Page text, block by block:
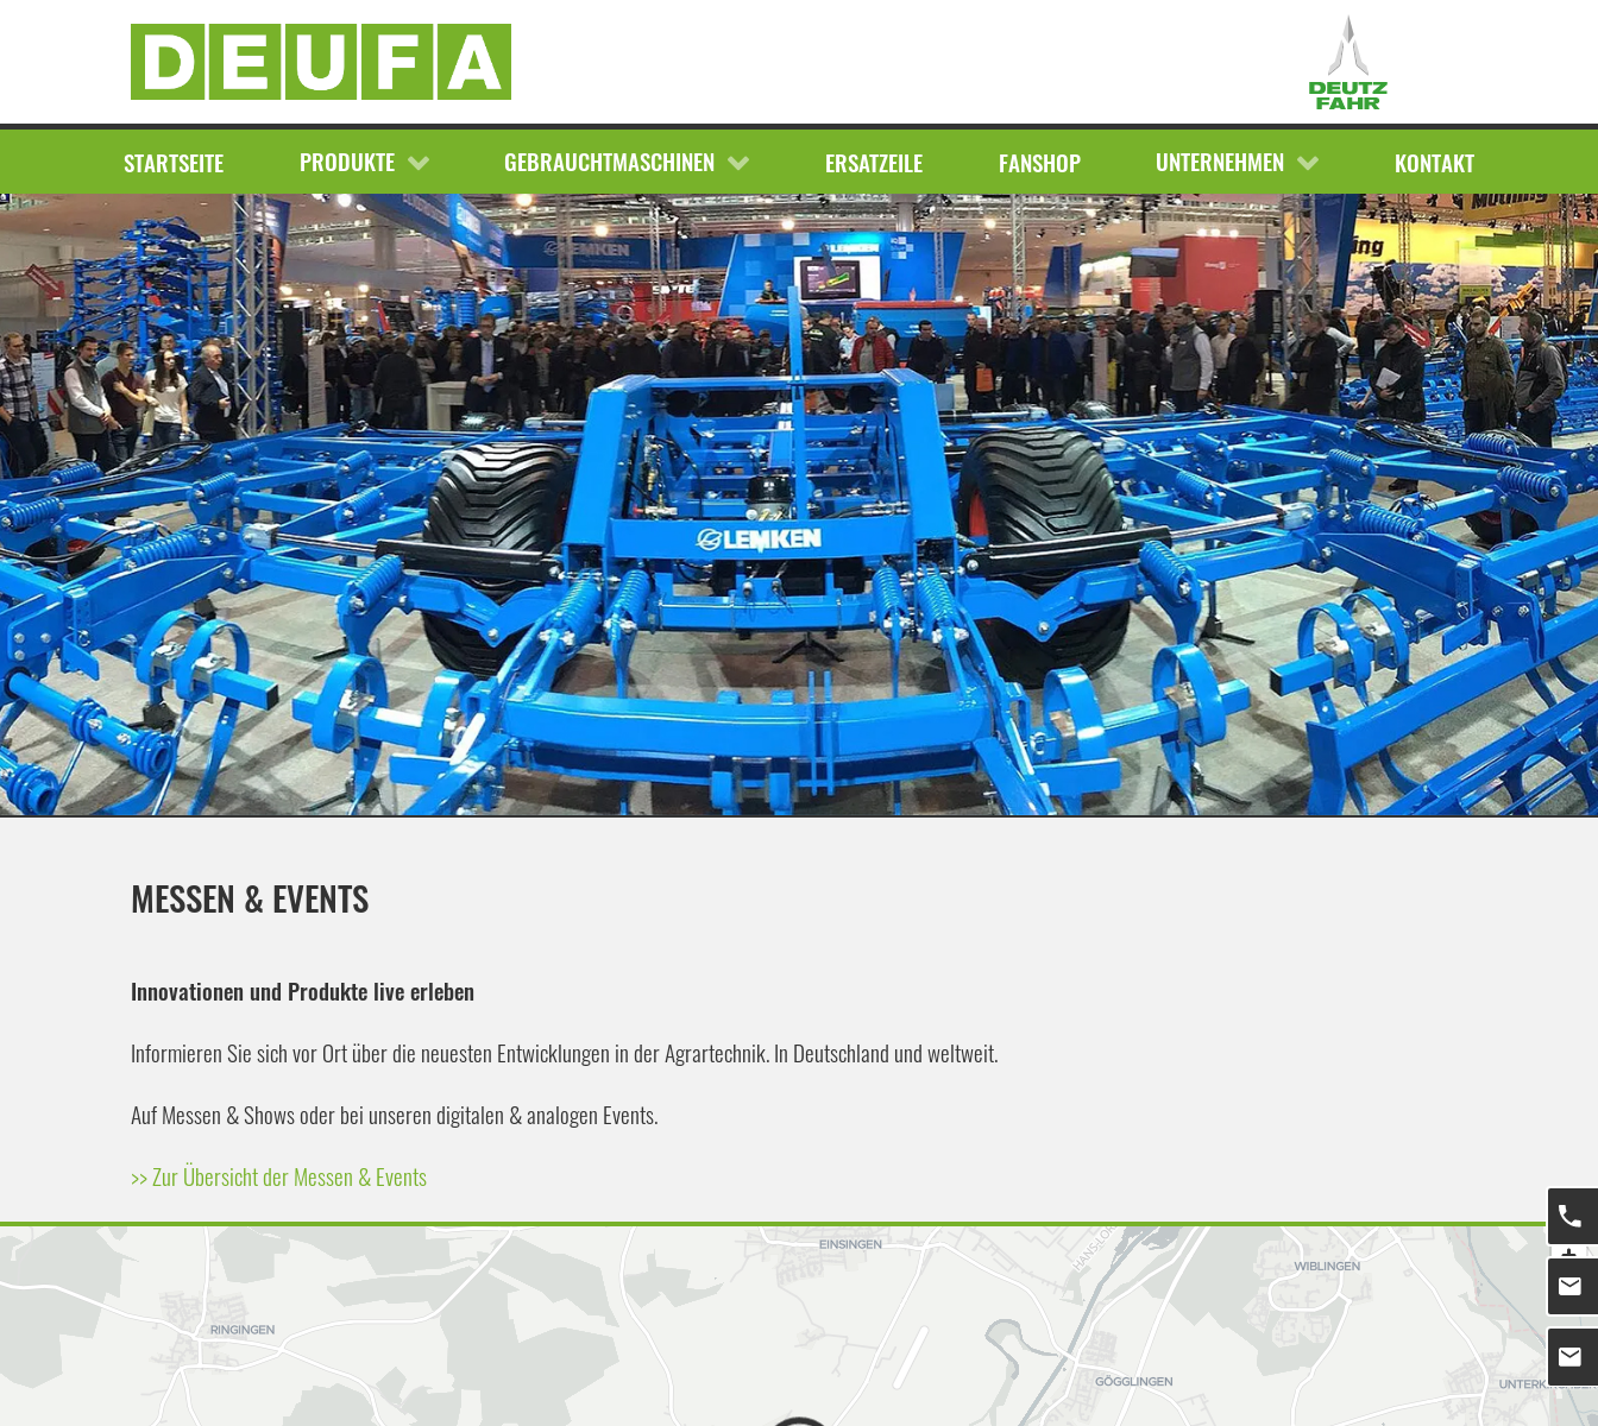
STARTSEITE PRODUKTE
AKTUELLE MELDUNG
AKTUELLE ANGEBOTE
PARTS4AGRI
GEBRAUCHTMASCHINEN
GEBRAUCHTMASCHINEN
FUNDGRUBE ERSATZEILE FANSHOP UNTERNEHMEN
AKTUELLE MELDUNGEN
TERMINE
KONTAKT
MESSEN & EVENTS
Innovationen und Produkte live erleben
Informieren Sie sich vor Ort über die neuesten Entwicklungen in der Agrartechnik. In Deutschland und weltweit.
Auf Messen & Shows oder bei unseren digitalen & analogen Events.
>> Zur Übersicht der Messen & Events